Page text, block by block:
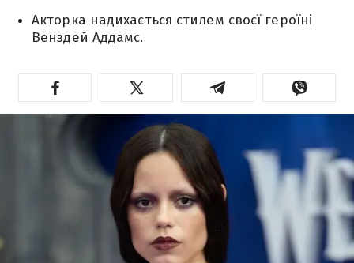
Акторка надихається стилем своєї героїні
Венздей Аддамс.